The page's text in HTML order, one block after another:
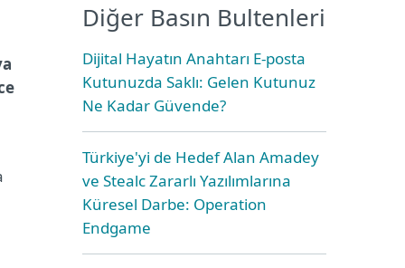
Diğer Basın Bultenleri
Dijital Hayatın Anahtarı E-posta
Kutunuzda Saklı: Gelen Kutunuz
Ne Kadar Güvende?
Türkiye'yi de Hedef Alan Amadey
ve Stealc Zararlı Yazılımlarına
Küresel Darbe: Operation
Endgame